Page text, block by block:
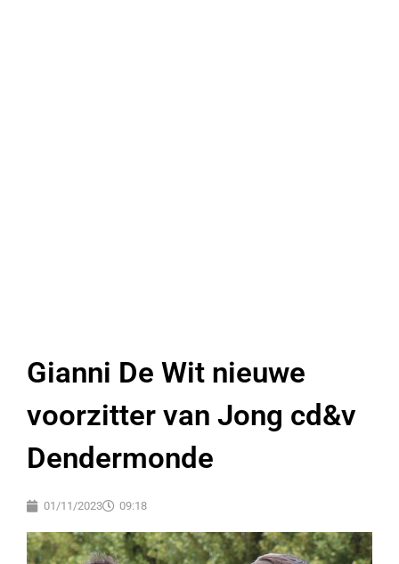
Gianni De Wit nieuwe
voorzitter van Jong cd&v
Dendermonde
01/11/2023 09:18